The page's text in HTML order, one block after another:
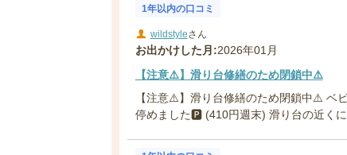
1年以内の口コミ
wildstyleさん
お出かけした月:2026年01月
【注意⚠️】滑り台修繕のため閉鎖中⚠️
【注意⚠️】滑り台修繕のため閉鎖中⚠️ ベ
停めました🅿️ (410円週末) 滑り台の近くに